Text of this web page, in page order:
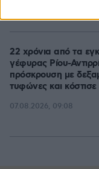
22 χρόνια από τα
γέφυρας Ρίου-
πρόσκρουση με
τυφώνες και
07.08.2026, 09:08